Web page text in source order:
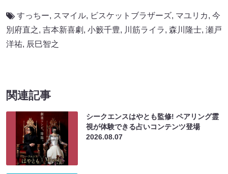
すっちー, スマイル, ビスケットブラザーズ, マユリカ, 今
別府直之, 吉本新喜劇 , 小籔千豊, 川筋ライラ, 森川隆士, 瀬戸
洋祐, 辰巳智之
関連記事
シークエンスはやとも監修! ペアリング霊
視が体験できる占いコンテンツ登場
2026.08.07